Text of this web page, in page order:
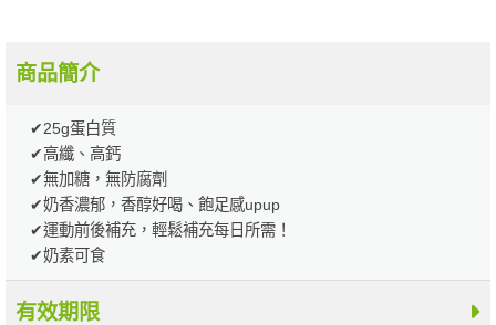
商品簡介
✔25g蛋白質
✔高纖、高鈣
✔無加糖，無防腐劑
✔奶香濃郁，香醇好喝、飽足感upup
✔運動前後補充，輕鬆補充每日所需！
✔奶素可食
有效期限